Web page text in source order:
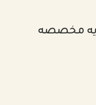
مخصصه